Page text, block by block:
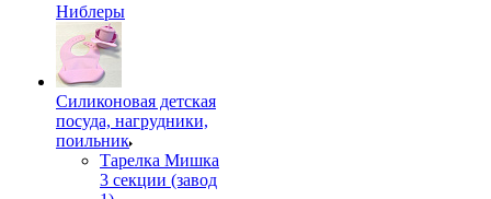
Ниблеры
Силиконовая детская
посуда, нагрудники,
поильник
Тарелка Мишка
3 секции (завод